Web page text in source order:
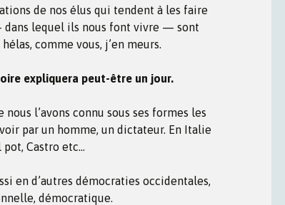
de nos élus qui tendent à les faire
dans lequel ils nous font vivre — sont
comme vous, j’en meurs.
expliquera peut-être un jour.
l’avons connu sous ses formes les
par un homme, un dictateur. En Italie
Castro etc…
en d’autres démocraties occidentales,
démocratique.